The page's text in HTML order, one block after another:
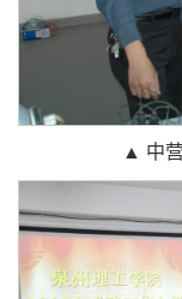
▲ 中